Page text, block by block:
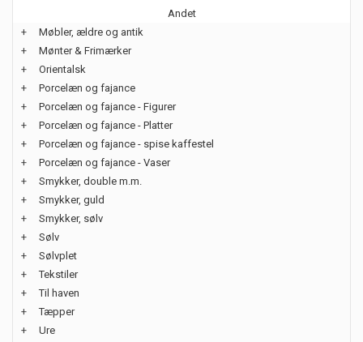
Andet
+
Møbler, ældre og antik
+
Mønter & Frimærker
+
Orientalsk
+
Porcelæn og fajance
+
Porcelæn og fajance - Figurer
+
Porcelæn og fajance - Platter
+
Porcelæn og fajance - spise kaffestel
+
Porcelæn og fajance - Vaser
+
Smykker, double m.m.
+
Smykker, guld
+
Smykker, sølv
+
Sølv
+
Sølvplet
+
Tekstiler
+
Til haven
+
Tæpper
+
Ure